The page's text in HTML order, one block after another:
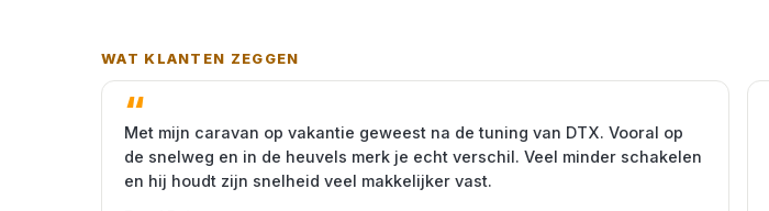
WAT KLANTEN ZEGGEN
Met mijn caravan op vakantie geweest na de tuning van DTX. Vooral op
de snelweg en in de heuvels merk je echt verschil. Veel minder schakelen
en hij houdt zijn snelheid veel makkelijker vast.